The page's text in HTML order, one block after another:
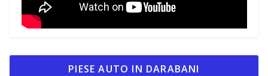
PIESE AUTO IN DARABANI